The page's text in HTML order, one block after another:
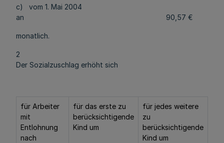
c) vom 1. Mai 2004
an 90,57 €
monatlich.
2
Der Sozialzuschlag erhöht sich
für Arbeiter
mit
Entlohnung
nach
für das erste zu
berücksichtigende
Kind um
für jedes weitere
zu
berücksichtigende
Kind um